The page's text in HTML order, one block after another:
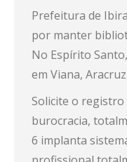
Prefeitura de
por manter
No Espírito
em Viana,
Solicite o registro
burocracia,
6 implanta